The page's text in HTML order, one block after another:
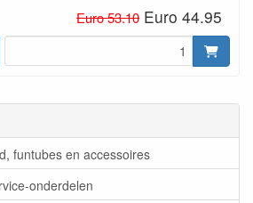
funtubes en accessoires
onderdelen
Euro 53.10 Euro 44.95